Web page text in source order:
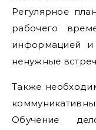
Регулярное
рабочего
информацией и
ненужные
Также
Обучение